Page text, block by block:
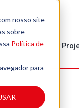
nosso site
sobre
Política de
para
Assistência